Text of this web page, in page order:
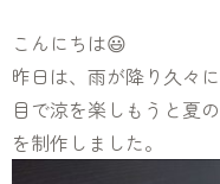
こんにちは😃
昨日は、雨が降り久々
目で涼を楽しもうと夏
を制作しました。